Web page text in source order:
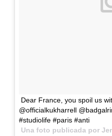
Dear France, you spoil us
@officialkukharrell
#studiolife #paris #anti
Una foto publicada por